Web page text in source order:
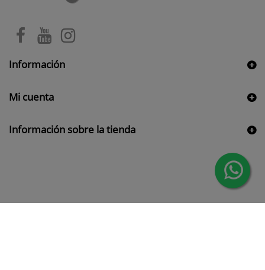
Información
Mi cuenta
Información sobre la tienda